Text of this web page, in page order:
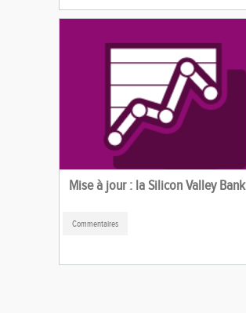
Mise à jour : la Silicon Valley Bank
Commentaires